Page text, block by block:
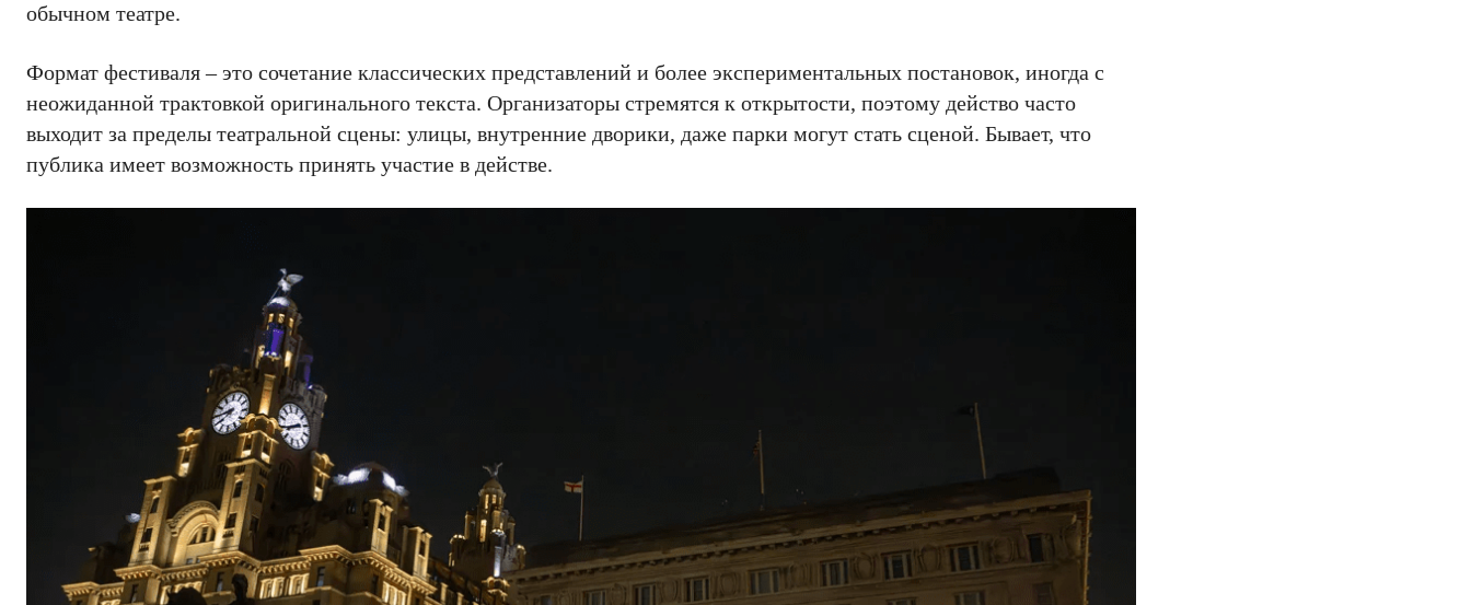
обычном театре.
Формат фестиваля – это сочетание классических представлений и более экспериментальных постановок, иногда с
неожиданной трактовкой оригинального текста. Организаторы стремятся к открытости, поэтому действо часто
выходит за пределы театральной сцены: улицы, внутренние дворики, даже парки могут стать сценой. Бывает, что
публика имеет возможность принять участие в действе.